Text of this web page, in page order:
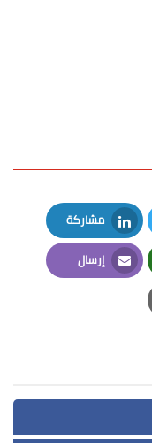
مشاركة
LinkedIn
إرسال
Email